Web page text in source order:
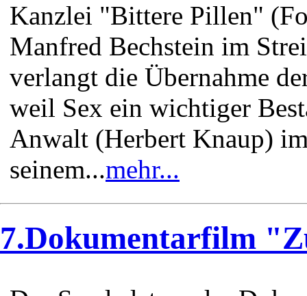
Kanzlei "Bittere Pillen"
Manfred Bechstein im
verlangt die Übernahme
weil Sex ein wichtiger
Anwalt (Herbert Knaup)
seinem...mehr...
7.Dokumentarfilm